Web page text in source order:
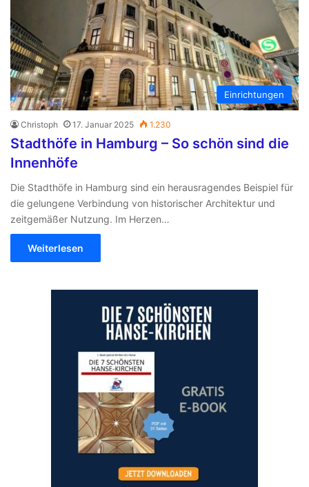
Einrichtungen
Christoph 17. Januar 2025 1.230
Stadthöfe in Hamburg – So schön sind die
Innenhöfe
Die Stadthöfe in Hamburg sind ein herausragendes Beispiel für
die gelungene Verbindung von historischer Architektur und
zeitgemäßer Nutzung. Im Herzen…
Weiterlesen